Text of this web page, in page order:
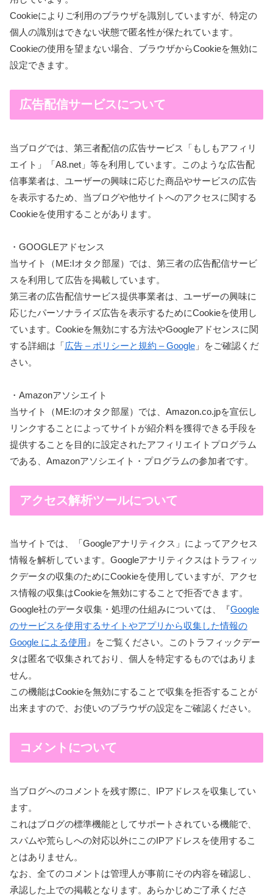
Cookieによりご利用のブラウザを識別していますが、特定の
個人の識別はできない状態で匿名性が保たれています。
Cookieの使用を望まない場合、ブラウザからCookieを無効に
設定できます。
広告配信サービスについて
当ブログでは、第三者配信の広告サービス「もしもアフィリ
エイト」「A8.net」等を利用しています。このような広告配
信事業者は、ユーザーの興味に応じた商品やサービスの広告
を表示するため、当ブログや他サイトへのアクセスに関する
Cookieを使用することがあります。
・GOOGLEアドセンス
当サイト（ME:Iオタク部屋）では、第三者の広告配信サービ
スを利用して広告を掲載しています。
第三者の広告配信サービス提供事業者は、ユーザーの興味に
応じたパーソナライズ広告を表示するためにCookieを使用し
ています。Cookieを無効にする方法やGoogleアドセンスに関
する詳細は「広告 – ポリシーと規約 – Google 」をご確認くだ
さい。
・Amazonアソシエイト
当サイト（ME:Iのオタク部屋）では、Amazon.co.jpを宣伝し
リンクすることによってサイトが紹介料を獲得できる手段を
提供することを目的に設定されたアフィリエイトプログラム
である、Amazonアソシエイト・プログラムの参加者です。
アクセス解析ツールについて
当サイトでは、「Googleアナリティクス」によってアクセス
情報を解析しています。Googleアナリティクスはトラフィッ
クデータの収集のためにCookieを使用していますが、アクセ
ス情報の収集はCookieを無効にすることで拒否できます。
Google社のデータ収集・処理の仕組みについては、『Google
のサービスを使用するサイトやアプリから収集した情報の
Google による使用 』をご覧ください。このトラフィックデー
タは匿名で収集されており、個人を特定するものではありま
せん。
この機能はCookieを無効にすることで収集を拒否することが
出来ますので、お使いのブラウザの設定をご確認ください。
コメントについて
当ブログへのコメントを残す際に、IPアドレスを収集してい
ます。
これはブログの標準機能としてサポートされている機能で、
スパムや荒らしへの対応以外にこのIPアドレスを使用するこ
とはありません。
なお、全てのコメントは管理人が事前にその内容を確認し、
承認した上での掲載となります。あらかじめご了承くださ